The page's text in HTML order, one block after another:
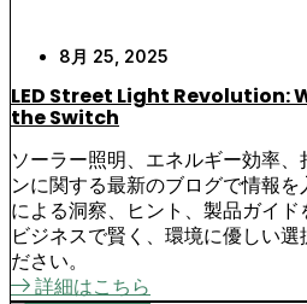
8月 25, 2025
LED Street Light Revolution:
the Switch
ソーラー照明、エネルギー効率、
ンに関する最新のブログで情報
による洞察、ヒント、製品ガイ
ビジネスで賢く、環境に優しい選
ださい。
詳細はこちら